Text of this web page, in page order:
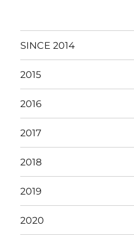
SINCE 2014
2015
2016
2017
2018
2019
2020